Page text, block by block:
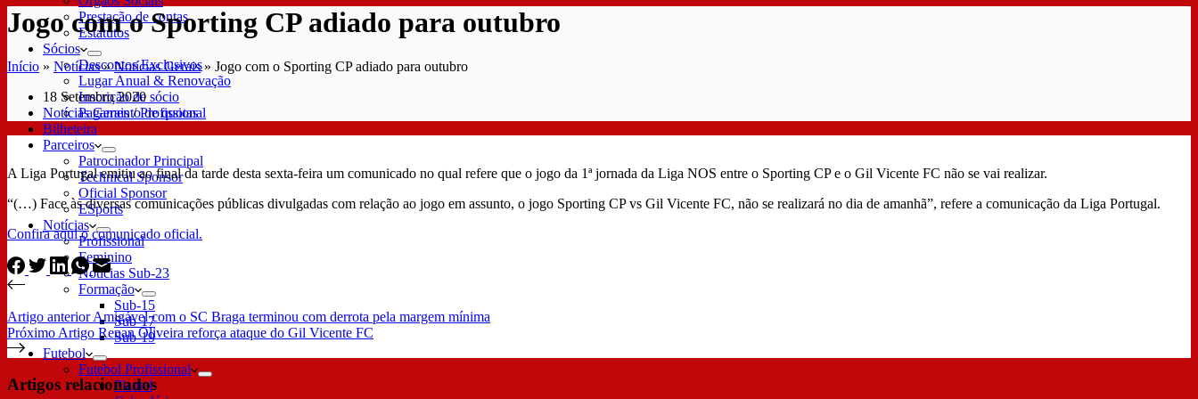
Prestação de contas
Estatutos
Sócios
Descontos Exclusivos
Lugar Anual & Renovação
Inscrição de sócio
Pagamento de quotas
Bilheteira
Parceiros
Patrocinador Principal
Technical Sponsor
Oficial Sponsor
ESports
Notícias
Profissional
Feminino
Notícias Sub-23
Formação
Sub-15
Sub-17
Sub-19
Futebol
Futebol Profissional
Plantel
Jogo com o Sporting CP adiado para outubro
Início » Notícias»Notícias Gerais» Jogo com o Sporting CP adiado para outubro
18 Setembro 2020
Notícias Gerais/Profissional
A Liga Portugal emitiu ao final da tarde desta sexta-feira um comunicado no qual refere que o jogo da 1ª jornada da Liga NOS entre o Sporting CP e o Gil Vicente FC não se vai realizar.
“(…) Face às diversas comunicações públicas divulgadas com relação ao jogo em assunto, o jogo Sporting CP vs Gil Vicente FC, não se realizará no dia de amanhã”, refere a comunicação da Liga Portugal.
Confira aqui o comunicado oficial.
Artigo anteriorAmigável com o SC Braga terminou com derrota pela margem mínima
Próximo Artigo Renan Oliveira reforça ataque do Gil Vicente FC
Artigos relacionados